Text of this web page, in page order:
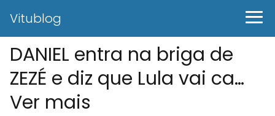
Vitublog
DANIEL entra na briga de
ZEZÉ e diz que Lula vai ca…
Ver mais